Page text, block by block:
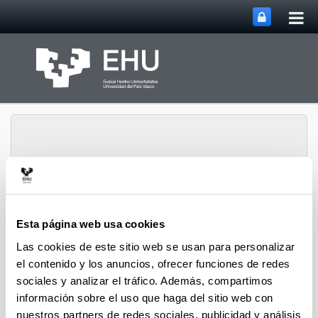
Esta página web usa cookies
Las cookies de este sitio web se usan para personalizar
el contenido y los anuncios, ofrecer funciones de redes
sociales y analizar el tráfico. Además, compartimos
información sobre el uso que haga del sitio web con
nuestros partners de redes sociales, publicidad y análisis
Instituto de Ciencias de
la Antigüedad
Jornadas y simposios